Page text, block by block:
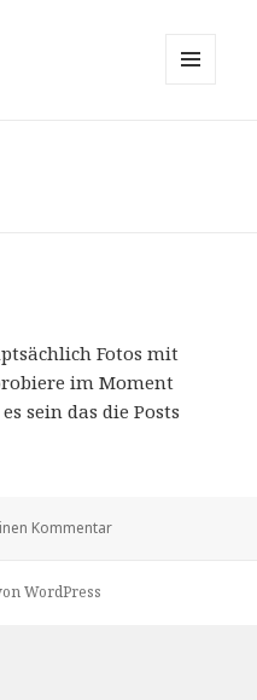
Fotos mit
im Moment
sein das die Posts
Kommentar
WordPress